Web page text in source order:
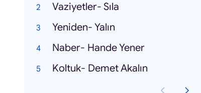
Vaziyetler- Sıla
Yeniden- Yalın
Naber- Hande Yener
Koltuk- Demet Akalın